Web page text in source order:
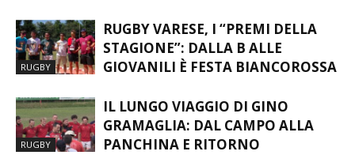
RUGBY
RUGBY VARESE, I “PREMI DELLA
STAGIONE”: DALLA B ALLE
GIOVANILI È FESTA BIANCOROSSA
RUGBY
IL LUNGO VIAGGIO DI GINO
GRAMAGLIA: DAL CAMPO ALLA
PANCHINA E RITORNO